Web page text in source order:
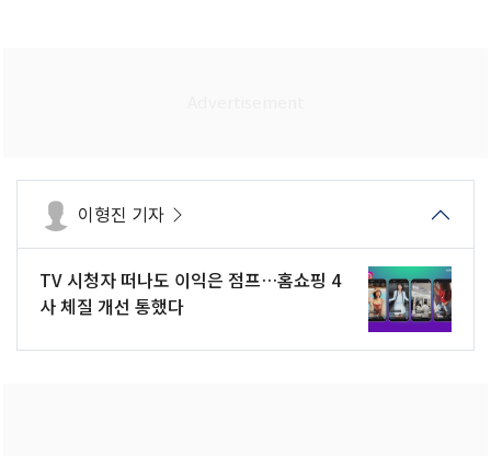
이형진 기자
TV 시청자 떠나도 이익은 점프…홈쇼핑 4
사 체질 개선 통했다